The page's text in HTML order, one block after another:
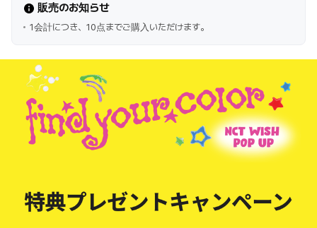
販売のお知らせ
1会計につき、10点までご購入いただけます。